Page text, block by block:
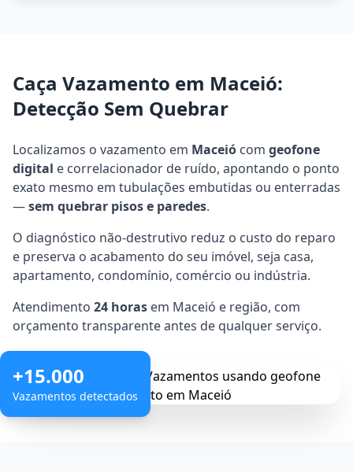
Caça Vazamento em Maceió:
Detecção Sem Quebrar
Localizamos o vazamento em Maceió com geofone
digital e correlacionador de ruído, apontando o ponto
exato mesmo em tubulações embutidas ou enterradas
—sem quebrar pisos e paredes.
O diagnóstico não-destrutivo reduz o custo do reparo
e preserva o acabamento do seu imóvel, seja casa,
apartamento, condomínio, comércio ou indústria.
Atendimento 24 horas em Maceió e região, com
orçamento transparente antes de qualquer serviço.
+15.000
Vazamentos detectados